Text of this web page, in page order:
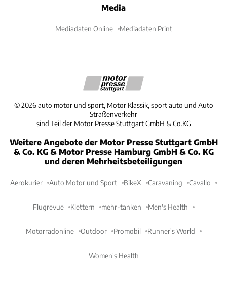
Media
Mediadaten Online Mediadaten Print
©2026 auto motor und sport, Motor Klassik, sport auto und Auto
Straßenverkehr
sind Teil der Motor Presse Stuttgart GmbH & Co.KG
Weitere Angebote der Motor Presse Stuttgart GmbH
& Co. KG & Motor Presse Hamburg GmbH & Co. KG
und deren Mehrheitsbeteiligungen
Aerokurier Auto Motor und Sport BikeX Caravaning Cavallo
Flugrevue Klettern mehr-tanken Men's Health
Motorradonline Outdoor Promobil Runner's World
Women's Health